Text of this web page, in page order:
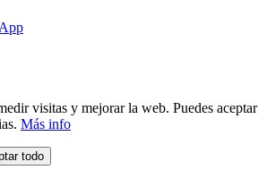
visitas y mejorar la web. Puedes aceptar
Más info
todo